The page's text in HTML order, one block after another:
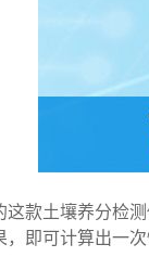
土壤养分检测
即可计算出一